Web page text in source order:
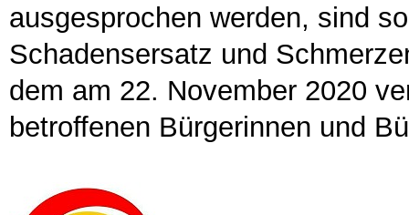
ausgesprochen werden, sind
Schadensersatz und
dem am 22. November 2020
betroffenen Bürgerinnen und